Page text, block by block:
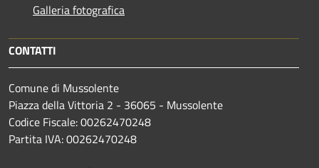
Galleria fotografica
CONTATTI
Comune di Mussolente
Piazza della Vittoria 2 - 36065 - Mussolente
Codice Fiscale: 00262470248
Partita IVA: 00262470248